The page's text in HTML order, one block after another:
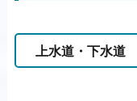
上水道・下水道